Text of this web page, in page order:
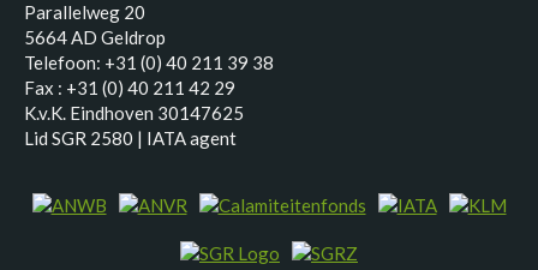
Parallelweg 20
5664 AD Geldrop
Telefoon: +31 (0) 40 211 39 38
Fax : +31 (0) 40 211 42 29
K.v.K. Eindhoven 30147625
Lid SGR 2580 | IATA agent